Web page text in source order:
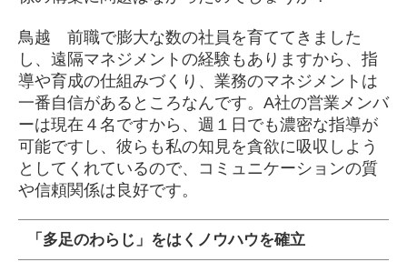
鳥越 前職で膨大な数の社員を育ててきました
し、遠隔マネジメントの経験もありますから、指
導や育成の仕組みづくり、業務のマネジメントは
一番自信があるところなんです。A社の営業メンバ
ーは現在４名ですから、週１日でも濃密な指導が
可能ですし、彼らも私の知見を貪欲に吸収しよう
としてくれているので、コミュニケーションの質
や信頼関係は良好です。
「多足のわらじ」をはくノウハウを確立